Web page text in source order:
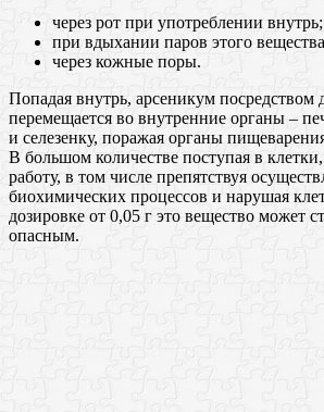
через рот при употреблении внутрь;
при вдыхании паров этого
через кожные поры.
Попадая внутрь, арсеникум посредством
перемещается во внутренние органы –
и селезенку, поражая органы
В большом количестве поступая в
работу, в том числе препятствуя
биохимических процессов и нарушая
дозировке от 0,05 г это вещество может
опасным.